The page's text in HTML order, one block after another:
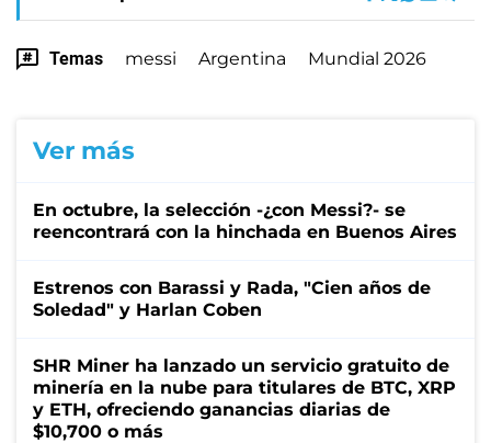
Temas messi Argentina Mundial 2026
Ver más
En octubre, la selección -¿con Messi?- se
reencontrará con la hinchada en Buenos Aires
Estrenos con Barassi y Rada, "Cien años de
Soledad" y Harlan Coben
SHR Miner ha lanzado un servicio gratuito de
minería en la nube para titulares de BTC, XRP
y ETH, ofreciendo ganancias diarias de
$10,700 o más